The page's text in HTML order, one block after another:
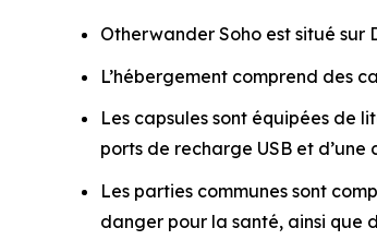
Otherwander Soho est situé sur
L’hébergement comprend des
Les capsules sont équipées de
ports de recharge USB et
Les parties communes sont
danger pour la santé, ainsi que